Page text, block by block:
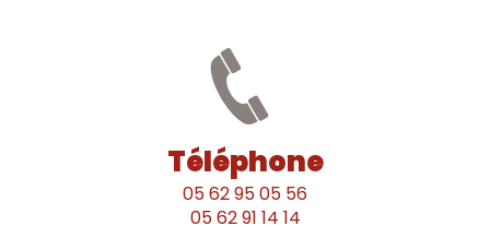
Téléphone
05 62 95 05 56
05 62 91 14 14